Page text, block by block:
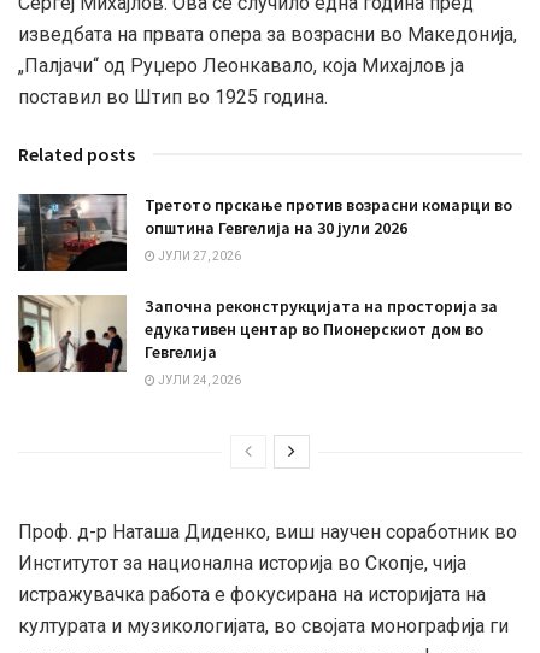
изведбата на првата опера за возрасни во Македонија,
„Палјачи“ од Руџеро Леонкавало, која Михајлов ја
поставил во Штип во 1925 година.
Related posts
Третото прскање против возрасни комарци во
општина Гевгелија на 30 јули 2026
ЈУЛИ 27, 2026
Започна реконструкцијата на просторија за
едукативен центар во Пионерскиот дом во
Гевгелија
ЈУЛИ 24, 2026
Проф. д-р Наташа Диденко, виш научен соработник во
Институтот за национална историја во Скопје, чија
истражувачка работа е фокусирана на историјата на
културата и музикологијата, во својата монографија ги